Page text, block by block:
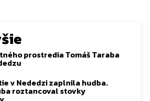
prostredia Tomáš Taraba
v Nededzi zaplnila hudba.
roztancoval stovky